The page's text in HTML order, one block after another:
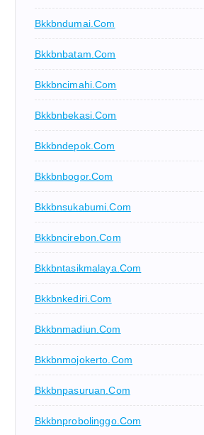
Bkkbndumai.com
Bkkbnbatam.com
Bkkbncimahi.com
Bkkbnbekasi.com
Bkkbndepok.com
Bkkbnbogor.com
Bkkbnsukabumi.com
Bkkbncirebon.com
Bkkbntasikmalaya.com
Bkkbnkediri.com
Bkkbnmadiun.com
Bkkbnmojokerto.com
Bkkbnpasuruan.com
Bkkbnprobolinggo.com